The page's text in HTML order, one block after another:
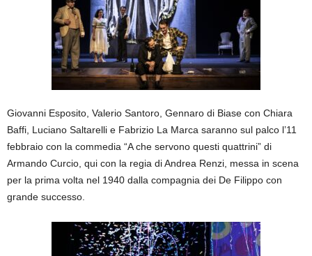
Giovanni Esposito, Valerio Santoro, Gennaro di Biase con Chiara
Baffi, Luciano Saltarelli e Fabrizio La Marca saranno sul palco l’11
febbraio con la commedia “A che servono questi quattrini” di
Armando Curcio, qui con la regia di Andrea Renzi, messa in scena
per la prima volta nel 1940 dalla compagnia dei De Filippo con
grande successo.